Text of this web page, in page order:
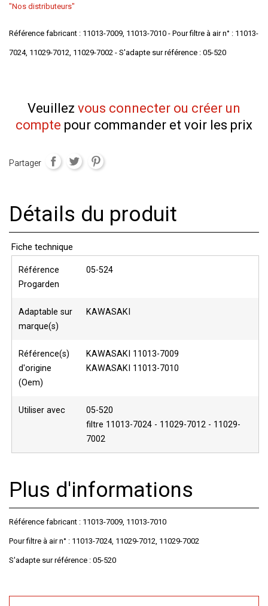
"Nos distributeurs"
Référence fabricant : 11013-7009, 11013-7010 - Pour filtre à air n° : 11013-
7024, 11029-7012, 11029-7002 - S'adapte sur référence : 05-520
Veuillez vous connecter ou créer un
compte pour commander et voir les prix
Partager
Détails du produit
Fiche technique
Référence
Progarden
05-524
Adaptable sur
marque(s)
KAWASAKI
Référence(s)
d'origine
(Oem)
KAWASAKI 11013-7009
KAWASAKI 11013-7010
Utiliser avec
05-520
filtre 11013-7024 - 11029-7012 - 11029-
7002
Plus d'informations
Référence fabricant : 11013-7009, 11013-7010
Pour filtre à air n° : 11013-7024, 11029-7012, 11029-7002
S'adapte sur référence : 05-520